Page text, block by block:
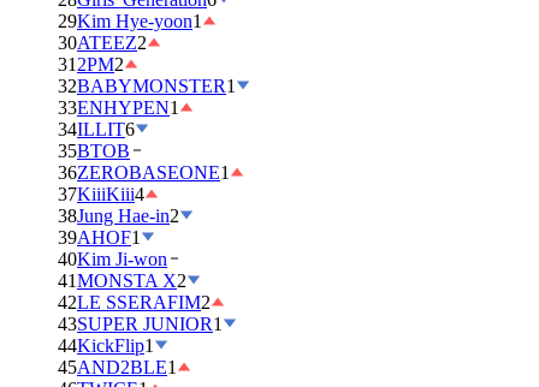
29Kim Hye-yoon1
30ATEEZ2
31 2PM2
32BABYMONSTER1
33ENHYPEN1
34ILLIT6
35BTOB
36ZEROBASEONE1
37KiiiKiii4
38Jung Hae-in2
39AHOF1
40Kim Ji-won
41MONSTA X2
42LE SSERAFIM2
43SUPER JUNIOR1
44KickFlip1
45AND2BLE1